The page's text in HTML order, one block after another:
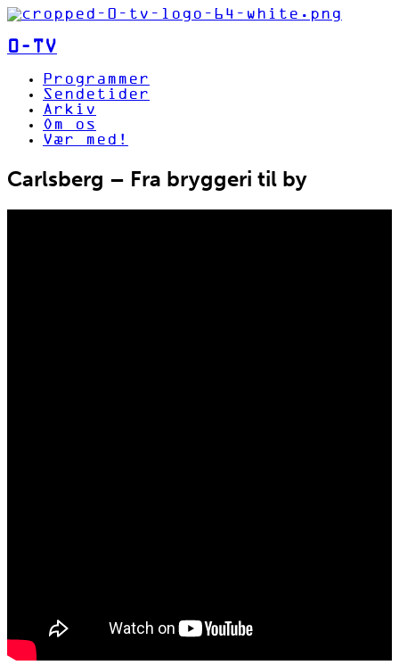
0-TV
Programmer
Sendetider
Arkiv
Om os
Vær med!
Carlsberg – Fra bryggeri til by